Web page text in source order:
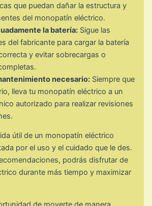
que puedan dañar la estructura y
del monopatín eléctrico.
la batería: Sigue las
del fabricante para cargar la batería
y evitar sobrecargas o
necesario: Siempre que
lleva tu monopatín eléctrico a un
autorizado para realizar revisiones
útil de un monopatín eléctrico
por el uso y el cuidado que le des.
podrás disfrutar de
durante más tiempo y maximizar